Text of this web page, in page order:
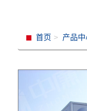
首页 产品